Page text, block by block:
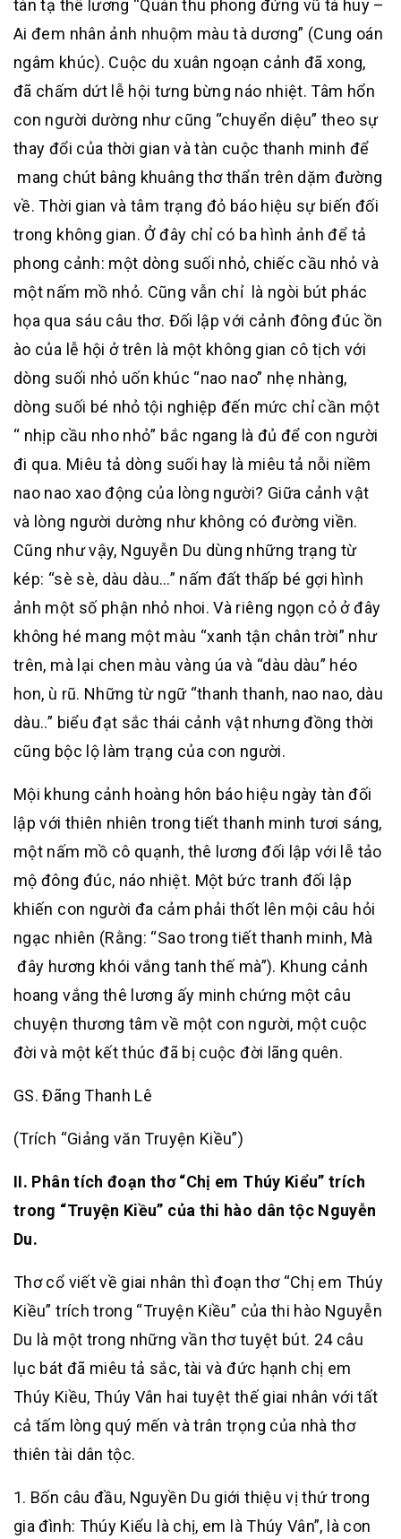
tàn tạ thê lương “Quán thu phong đứng vũ tà huy –
Ai đem nhân ảnh nhuộm màu tà dương” (Cung oán
ngâm khúc). Cuộc du xuân ngoạn cảnh đã xong,
đã chấm dứt lễ hội tưng bừng náo nhiệt. Tâm hổn
con người dường như cũng “chuyển diệu” theo sự
thay đổi của thời gian và tàn cuộc thanh minh để
mang chút bâng khuâng thơ thẩn trên dặm đường
về. Thời gian và tâm trạng đỏ báo hiệu sự biến đối
trong không gian. Ở đây chỉ có ba hình ảnh để tả
phong cảnh: một dòng suối nhỏ, chiếc cầu nhỏ và
một nấm mồ nhỏ. Cũng vẫn chỉ là ngòi bút phác
họa qua sáu câu thơ. Đối lập với cảnh đông đúc ồn
ào của lễ hội ở trên là một không gian cô tịch với
dòng suối nhỏ uốn khúc “nao nao” nhẹ nhàng,
dòng suối bé nhỏ tội nghiệp đến mức chỉ cần một
“ nhịp cầu nho nhỏ” bắc ngang là đủ để con người
đi qua. Miêu tả dòng suối hay là miêu tả nỗi niềm
nao nao xao động của lòng người? Giữa cảnh vật
và lòng người dường như không có đường viền.
Cũng như vậy, Nguyễn Du dùng những trạng từ
kép: “sè sè, dàu dàu…” nấm đất thấp bé gợi hình
ảnh một số phận nhỏ nhoi. Và riêng ngọn cỏ ở đây
không hé mang một màu “xanh tận chân trời” như
trên, mà lại chen màu vàng úa và “dàu dàu” héo
hon, ù rũ. Những từ ngữ “thanh thanh, nao nao, dàu
dàu..” biểu đạt sắc thái cảnh vật nhưng đồng thời
cũng bộc lộ làm trạng của con người.
Mội khung cảnh hoàng hôn báo hiệu ngày tàn đối
lập với thiên nhiên trong tiết thanh minh tươi sáng,
một nấm mồ cô quạnh, thê lương đối lập với lễ tảo
mộ đông đúc, náo nhiệt. Một bức tranh đối lập
khiến con người đa cảm phải thốt lên mội câu hỏi
ngạc nhiên (Rằng: “Sao trong tiết thanh minh, Mà
đây hương khói vắng tanh thế mà”). Khung cảnh
hoang vắng thê lương ấy minh chứng một câu
chuyện thương tâm về một con người, một cuộc
đời và một kết thúc đã bị cuộc đời lãng quên.
GS. Đãng Thanh Lê
(Trích “Giảng văn Truyện Kiều”)
II. Phân tích đoạn thơ “Chị em Thúy Kiểu” trích
trong “Truyện Kiều” của thi hào dân tộc Nguyễn
Du.
Thơ cổ viết về giai nhân thì đoạn thơ “Chị em Thúy
Kiều” trích trong “Truyện Kiều” của thi hào Nguyễn
Du là một trong những vần thơ tuyệt bút. 24 câu
lục bát đã miêu tả sắc, tài và đức hạnh chị em
Thúy Kiều, Thúy Vân hai tuyệt thế giai nhân với tất
cả tấm lòng quý mến và trân trọng của nhà thơ
thiên tài dân tộc.
1. Bốn câu đầu, Nguyền Du giới thiệu vị thứ trong
gia đình: Thúy Kiểu là chị, em là Thúy Vân”, là con